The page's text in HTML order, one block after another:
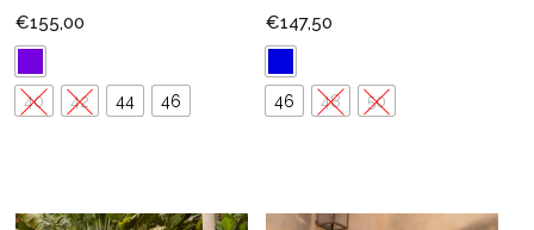
€155,00
40 42 44 46
€147,50
46 48 50